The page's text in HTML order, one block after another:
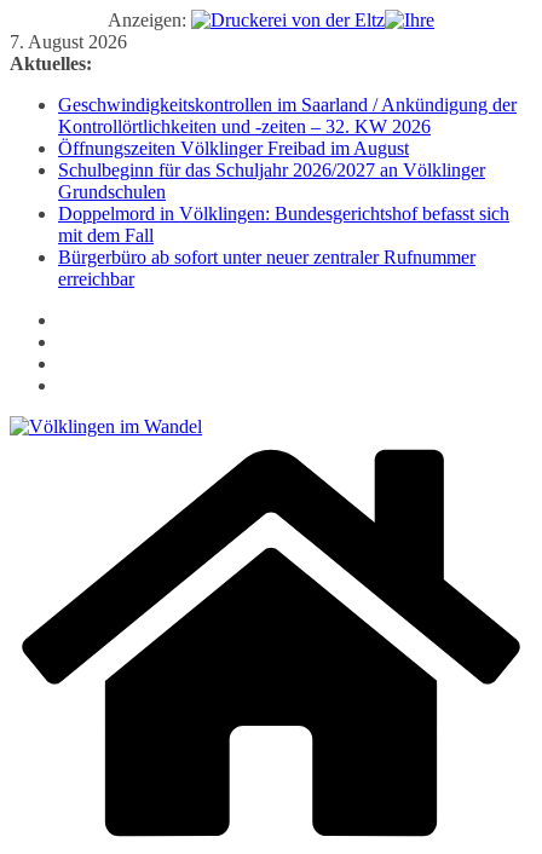
Anzeigen:
Zum
Inhalt
7. August 2026
Aktuelles:
Geschwindigkeitskontrollen im Saarland / Ankündigung der
Kontrollörtlichkeiten und -zeiten – 32. KW 2026
Öffnungszeiten Völklinger Freibad im August
Schulbeginn für das Schuljahr 2026/2027 an Völklinger
Grundschulen
Doppelmord in Völklingen: Bundesgerichtshof befasst sich
mit dem Fall
Bürgerbüro ab sofort unter neuer zentraler Rufnummer
erreichbar